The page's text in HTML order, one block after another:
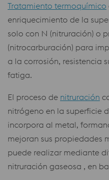
Tratamiento termoquímico
enriquecimiento de la
solo con N (nitruración) o
(nitrocarburación) para
a la corrosión, resistencia
fatiga.
El proceso de nitruración
nitrógeno en la superficie
incorpora al metal,
mejoran sus propiedades
puede realizar mediante
nitruración gaseosa , en